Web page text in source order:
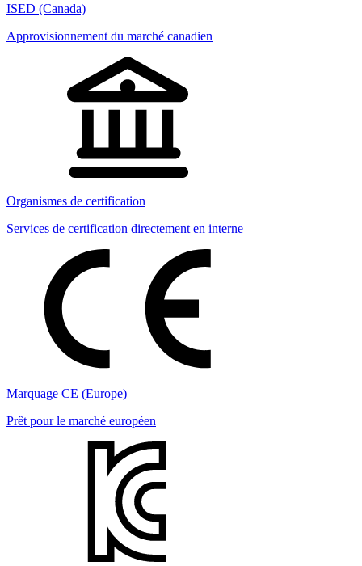
ISED (Canada)
Approvisionnement du marché canadien
Organismes de certification
Services de certification directement en interne
Marquage CE (Europe)
Prêt pour le marché européen